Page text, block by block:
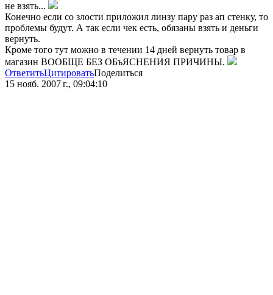
не взять...
Конечно если со злости приложил линзу пару раз ап стенку, то
проблемы будут. А так если чек есть, обязаны взять и деньги
вернуть.
Кроме того тут можно в течении 14 дней вернуть товар в
магазин ВООБЩЕ БЕЗ ОБъЯСНЕНИЯ ПРИЧИНЫ.
ОтветитьЦитироватьПоделиться
15 нояб. 2007 г., 09:04:10